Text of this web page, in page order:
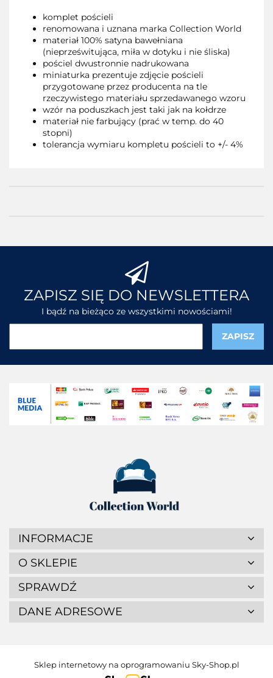
komplet pościeli
renomowana i uznana marka Collection World
materiał 100% satyna bawełniana
(nieprześwitująca, miła w dotyku i nie śliska)
pościel dwustronnie nadrukowana
miniaturka prezentuje zdjęcie pościeli
przygotowane przez producenta na tle
rzeczywistego materiału sprzedawanego wzoru
wzór na poduszkach jest taki jak na kołdrze
materiał nie farbujący (prać w temp. do 40
stopni)
tolerancja wymiaru kompletu pościeli to +/- 4%
ZAPISZ SIĘ DO NEWSLETTERA
I bądź na bieżąco ze wszystkimi nowościami!
INFORMACJE
O SKLEPIE
SPRAWDŹ
DANE ADRESOWE
Sklep internetowy na oprogramowaniu Sky-Shop.pl